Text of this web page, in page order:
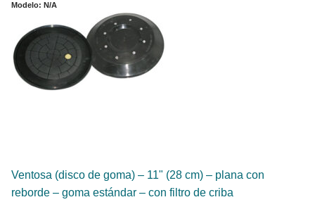
Modelo: N/A
Ventosa (disco de goma) ‒ 11" (28 cm) ‒ plana con
reborde ‒ goma estándar ‒ con filtro de criba